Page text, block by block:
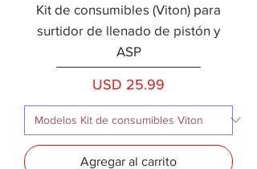
Kit de consumibles (Viton) para
surtidor de llenado de pistón y
ASP
Precio
USD 25.99
Agregar al carrito